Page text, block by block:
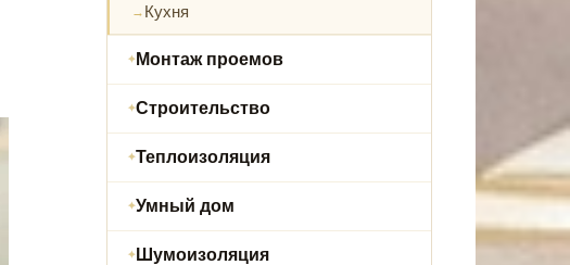
Кухня
Монтаж проемов
Строительство
Теплоизоляция
Умный дом
Шумоизоляция